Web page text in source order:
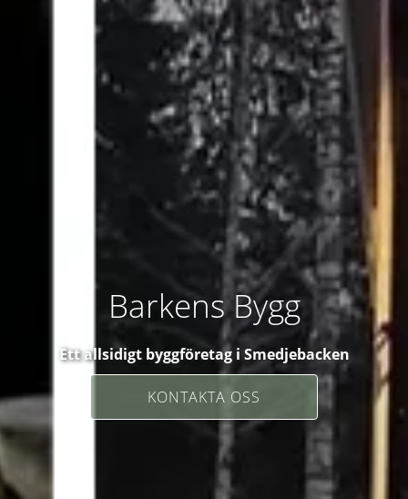
Barkens Bygg
Ett allsidigt byggföretag i Smedjebacken
KONTAKTA OSS